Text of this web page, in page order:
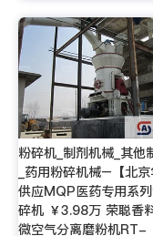
粉碎机_制剂机械_其他
_药用粉碎机械–【北
供应MQP医药专用系
碎机 ￥3.98万 荣聪香
微空气分离磨粉机RT-